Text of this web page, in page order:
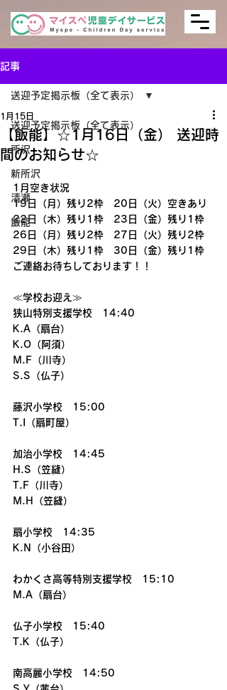
記事
送迎予定掲示板（全て表示）
所沢
新所沢
清瀬
飯能
送迎予定掲示板（全て表示）
【飯能】☆1月16日（金） 送迎時
間のお知らせ☆
1月15日
1月空き状況
19日（月）残り2枠　20日（火）空きあり
22日（木）残り1枠　23日（金）残り1枠
26日（月）残り2枠　27日（火）残り2枠
29日（木）残り1枠　30日（金）残り1枠
ご連絡お待ちしております！！
≪学校お迎え≫
狭山特別支援学校　14:40
K.A（扇台）
K.O（阿須）
M.F（川寺）
S.S（仏子）
藤沢小学校　15:00
T.I（扇町屋）
加治小学校　14:45
H.S（笠縫）
T.F（川寺）
M.H（笠縫）
扇小学校　14:35
K.N（小谷田）
わかくさ高等特別支援学校　15:10
M.A（扇台）
仏子小学校　15:40
T.K（仏子）
南高麗小学校　14:50